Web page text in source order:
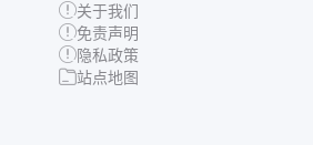
关于我们
免责声明
隐私政策
站点地图